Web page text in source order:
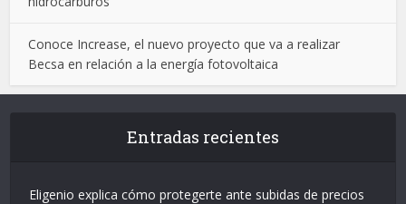
Conoce Increase, el nuevo proyecto que va a realizar
Becsa en relación a la energía fotovoltaica
Entradas recientes
Eligenio explica cómo protegerte ante subidas de precios